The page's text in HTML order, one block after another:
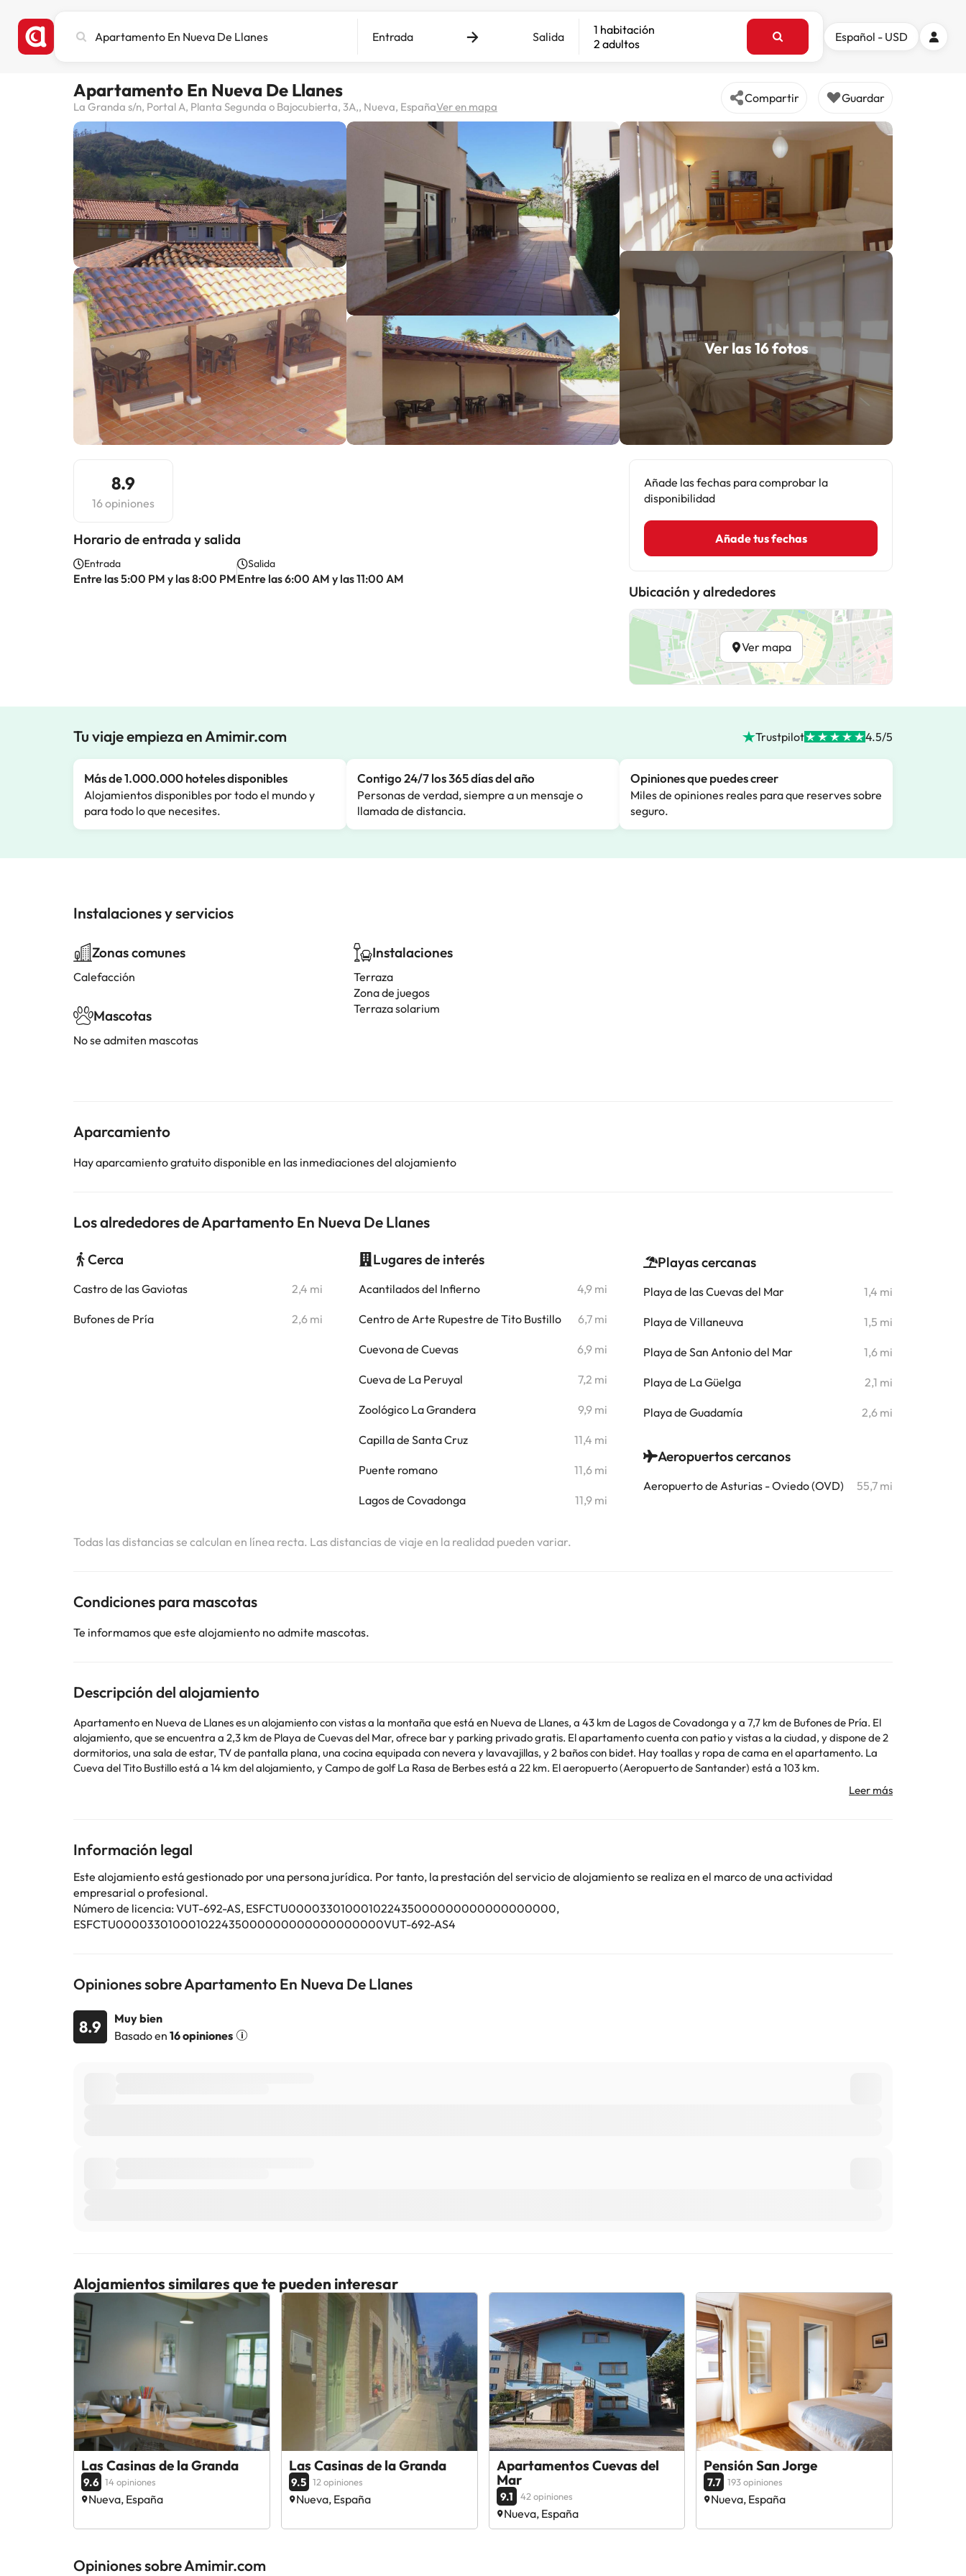
ciudad,
destino
Entrada Salida
1 habitación
2 adultos
Español - USD
Apartamento En Nueva De Llanes
La Granda s/n, Portal A, Planta Segunda o Bajocubierta, 3A,, Nueva, EspañaVer en mapa
Compartir Guardar
Ver las 16 fotos
8.9
16 opiniones
Horario de entrada y salida
Entrada
Entre las 5:00 PM y las 8:00 PM
Salida
Entre las 6:00 AM y las 11:00 AM
Añade las fechas para comprobar la
disponibilidad
Añade tus fechas
Ubicación y alrededores
Ver mapa
Tu viaje empieza en Amimir.com Trustpilot 4.5/5
Más de 1.000.000 hoteles disponibles
Alojamientos disponibles por todo el mundo y
para todo lo que necesites.
Contigo 24/7 los 365 días del año
Personas de verdad, siempre a un mensaje o
llamada de distancia.
Opiniones que puedes creer
Miles de opiniones reales para que reserves sobre
seguro.
Instalaciones y servicios
Zonas comunes
Calefacción
Mascotas
No se admiten mascotas
Instalaciones
Terraza
Zona de juegos
Terraza solarium
Aparcamiento
Hay aparcamiento gratuito disponible en las inmediaciones del alojamiento
Los alrededores de Apartamento En Nueva De Llanes
Cerca
Castro de las Gaviotas 2,4 mi
Bufones de Pría 2,6 mi
Lugares de interés
Acantilados del Infierno 4,9 mi
Centro de Arte Rupestre de Tito Bustillo 6,7 mi
Cuevona de Cuevas 6,9 mi
Cueva de La Peruyal 7,2 mi
Zoológico La Grandera 9,9 mi
Capilla de Santa Cruz 11,4 mi
Puente romano 11,6 mi
Lagos de Covadonga 11,9 mi
Playas cercanas
Playa de las Cuevas del Mar 1,4 mi
Playa de Villaneuva 1,5 mi
Playa de San Antonio del Mar 1,6 mi
Playa de La Güelga 2,1 mi
Playa de Guadamía 2,6 mi
Aeropuertos cercanos
Aeropuerto de Asturias - Oviedo (OVD) 55,7 mi
Todas las distancias se calculan en línea recta. Las distancias de viaje en la realidad pueden variar.
Condiciones para mascotas
Te informamos que este alojamiento no admite mascotas.
Descripción del alojamiento
Apartamento en Nueva de Llanes es un alojamiento con vistas a la montaña que está en Nueva de Llanes, a 43 km de Lagos de Covadonga y a 7,7 km de Bufones de Pría. El
alojamiento, que se encuentra a 2,3 km de Playa de Cuevas del Mar, ofrece bar y parking privado gratis. El apartamento cuenta con patio y vistas a la ciudad, y dispone de 2
dormitorios, una sala de estar, TV de pantalla plana, una cocina equipada con nevera y lavavajillas, y 2 baños con bidet. Hay toallas y ropa de cama en el apartamento. La
Cueva del Tito Bustillo está a 14 km del alojamiento, y Campo de golf La Rasa de Berbes está a 22 km. El aeropuerto (Aeropuerto de Santander) está a 103 km.
cambios por parte del alojamiento. Si tienes dudas, contáctanos.
Información legal
Este alojamiento está gestionado por una persona jurídica. Por tanto, la prestación del servicio de alojamiento se realiza en el marco de una actividad
empresarial o profesional.
Número de licencia: VUT-692-AS, ESFCTU000033010001022435000000000000000000,
ESFCTU000033010001022435000000000000000000VUT-692-AS4
Opiniones sobre Apartamento En Nueva De Llanes
8.9
Muy bien
Basado en 16 opiniones
Alojamientos similares que te pueden interesar
Las Casinas de la Granda
9.6 14 opiniones
Nueva, España
Las Casinas de la Granda
9.5 12 opiniones
Nueva, España
Apartamentos Cuevas del
Mar
9.1 42 opiniones
Nueva, España
Pensión San Jorge
7.7 193 opiniones
Nueva, España
Opiniones sobre Amimir.com